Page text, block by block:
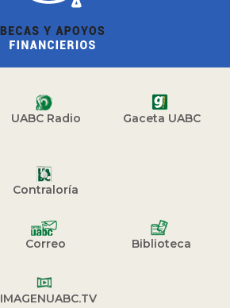
UABC Radio Gaceta UABC
Contraloría
Correo Biblioteca
IMAGENUABC.TV